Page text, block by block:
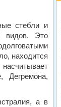
стебли и
видов. Это
находится
Дегремона,
а в